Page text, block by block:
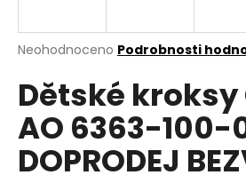
Průměrné
produktu
je
0,0
z
5
hvězdiček.
Neohodnoceno Podrobnosti
Dětské kroksy
AO 6363-100-
DOPRODEJ
j
t
?